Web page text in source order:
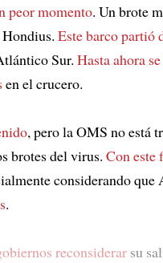
peor momento. Un brote
Este barco partió
Sur. Hasta ahora
en el crucero.
, pero la OMS no está
brotes del virus. Con este
considerando que
.
reconsiderar su